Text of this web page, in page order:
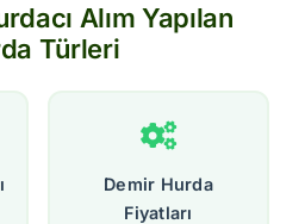
Alım Yapılan
Türleri
Demir Hurda
Fiyatları